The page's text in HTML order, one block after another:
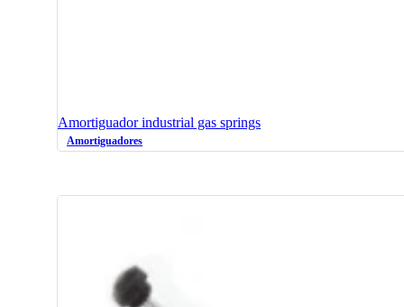
Amortiguador industrial gas springs
Amortiguadores